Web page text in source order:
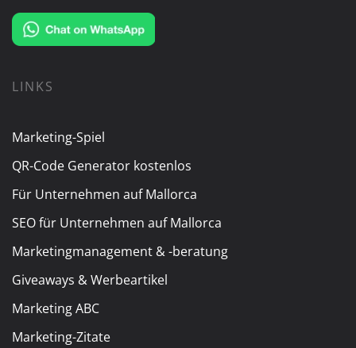
LINKS
Marketing-Spiel
QR-Code Generator kostenlos
Für Unternehmen auf Mallorca
SEO für Unternehmen auf Mallorca
Marketingmanagement & -beratung
Giveaways & Werbeartikel
Marketing ABC
Marketing-Zitate